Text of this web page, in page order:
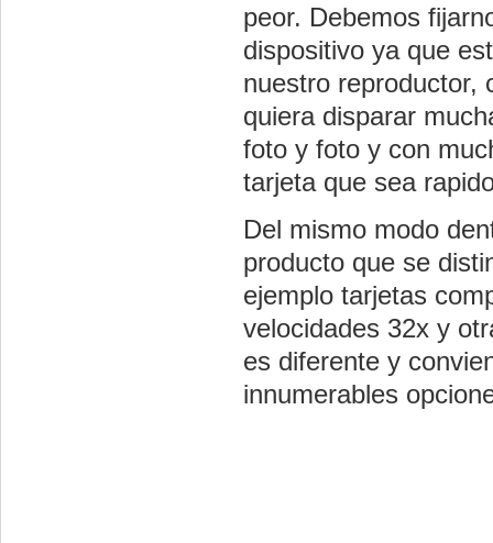
peor. Debemos
dispositivo ya que
nuestro reproductor,
quiera disparar
foto y foto y con
tarjeta que sea
Del mismo modo
producto que se
ejemplo tarjetas
velocidades 32x y
es diferente y
innumerables